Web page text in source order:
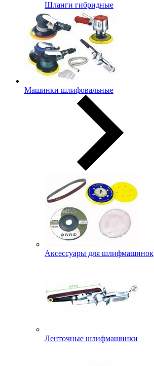
Шланги гибридные
Машинки шлифовальные
Аксессуары для шлифмашинок
Ленточные шлифмашинки